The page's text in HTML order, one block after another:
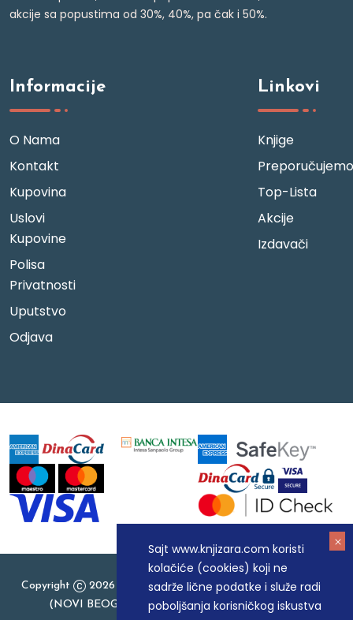
Sajt www.knjizara.com koristi
kolačiće (cookies) koji ne
sadrže lične podatke i služe radi
poboljšanja korisničkog iskustva
akcije sa popustima od 30%, 40%, pa čak i 50%.
Informacije
O Nama
Kontakt
Kupovina
Uslovi
Kupovine
Polisa
Privatnosti
Uputstvo
Odjava
Linkovi
Knjige
Preporučujemo
Top-Lista
Akcije
Izdavači
Copyright
2026 Knjizara.com - MAKART DOO BEOGRAD
(NOVI BEOGRAD), PIB: 105184104, MB: 20337524